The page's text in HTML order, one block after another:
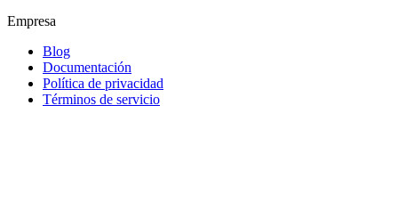
Empresa
Blog
Documentación
Política de privacidad
Términos de servicio